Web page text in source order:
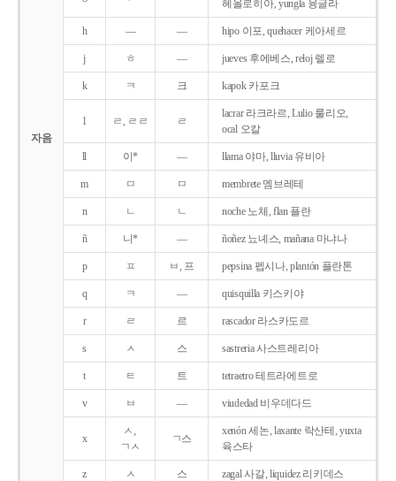
자음
헤올로히아, yungla 융글라
h ― ― hipo 이포, quehacer 케아세르
j ㅎ ― jueves 후에베스, reloj 렐로
k ㅋ 크 kapok 카포크
l ㄹ, ㄹㄹ ㄹ
lacrar 라크라르, Lulio 룰리오,
ocal 오칼
ll 이* ― llama 야마, lluvia 유비아
m ㅁ ㅁ membrete 멤브레테
n ㄴ ㄴ noche 노체, flan 플란
ñ 니* ― ñoñez 뇨녜스, mañana 마냐나
p ㅍ ㅂ, 프 pepsina 펩시나, plantón 플란톤
q ㅋ ― quisquilla 키스키야
r ㄹ 르 rascador 라스카도르
s ㅅ 스 sastreria 사스트레리아
t ㅌ 트 tetraetro 테트라에트로
v ㅂ ― viudedad 비우데다드
x
ㅅ,
ㄱㅅ
ㄱ스
xenón 세논, laxante 락산테, yuxta
육스타
z ㅅ 스 zagal 사갈, liquidez 리키데스